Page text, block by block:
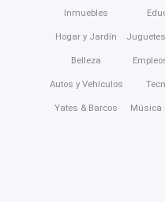
Inmuebles
Hogar y Jardín
Belleza
Autos y Vehículos
Yates & Barcos Música